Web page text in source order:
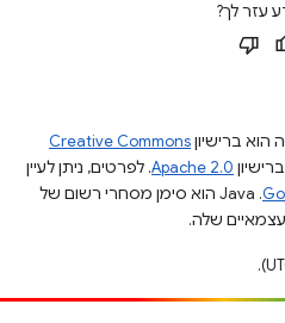
עזר לך?
ברישיוןCreative Commons
Apache 2.0. לפרטים, ניתן לעיין
.‏ Java הוא סימן מסחרי רשום של